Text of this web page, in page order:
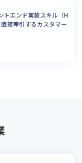
トエンド実装スキル（H
接牽引するカスタマー